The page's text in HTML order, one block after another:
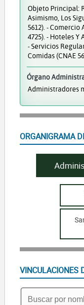
Objeto Principal:
Asimismo, Los
5612). - Comercio
4725). - Hoteles Y
- Servicios
Comidas (CNAE
Órgano
Administradores
ORGANIGRAMA
VINCULACIONES